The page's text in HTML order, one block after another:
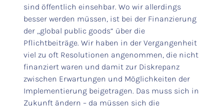
sind öffentlich einsehbar. Wo wir allerdings
besser werden müssen, ist bei der Finanzierung
der „global public goods“ über die
Pflichtbeiträge. Wir haben in der Vergangenheit
viel zu oft Resolutionen angenommen, die nicht
finanziert waren und damit zur Diskrepanz
zwischen Erwartungen und Möglichkeiten der
Implementierung beigetragen. Das muss sich in
Zukunft ändern – da müssen sich die